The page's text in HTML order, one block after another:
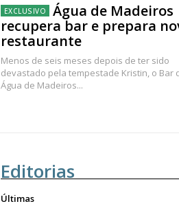
Água de Madeiros
recupera bar e prepara
restaurante
Menos de seis meses depois de ter sido
devastado pela tempestade Kristin, o Bar
Água de Madeiros...
Editorias
Últimas